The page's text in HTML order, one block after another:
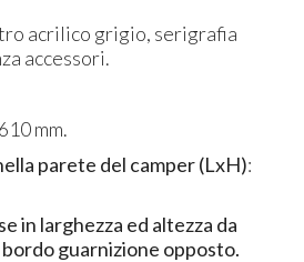
acrilico grigio, serigrafia
accessori.
mm.
parete del camper (LxH):
in larghezza ed altezza da
guarnizione opposto.